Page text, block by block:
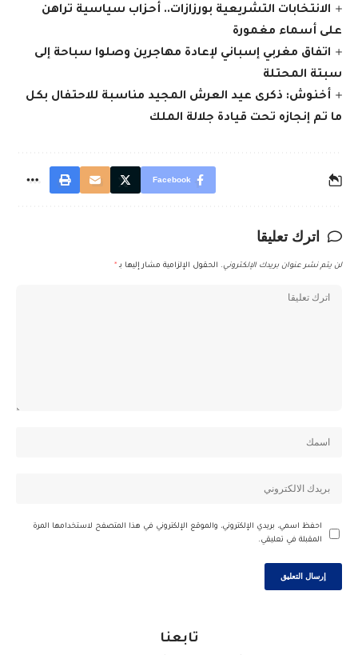
الانتخابات التشريعية بورزازات.. أحزاب سياسية تراهن
على أسماء مغمورة
اتفاق مغربي إسباني لإعادة مهاجرين وصلوا سباحة إلى
سبتة المحتلة
أخنوش: ذكرى عيد العرش المجيد مناسبة للاحتفال بكل
ما تم إنجازه تحت قيادة جلالة الملك
Facebook
اترك تعليقا
لن يتم نشر عنوان بريدك الإلكتروني. الحقول الإلزامية مشار إليها بـ *
احفظ اسمي، بريدي الإلكتروني، والموقع الإلكتروني في هذا المتصفح لاستخدامها المرة
المقبلة في تعليقي.
تابعنا